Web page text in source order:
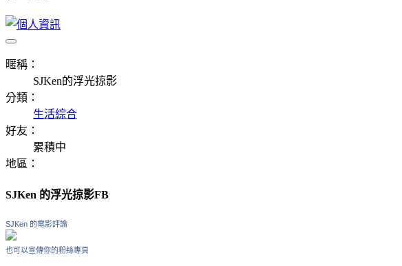
暱稱：
SJKen的浮光掠影
分類：
生活綜合
好友：
累積中
地區：
SJKen 的浮光掠影FB
SJKen 的電影評論
也可以宣傳你的粉絲專頁